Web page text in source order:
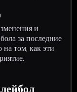
и
за последние
том, как эти